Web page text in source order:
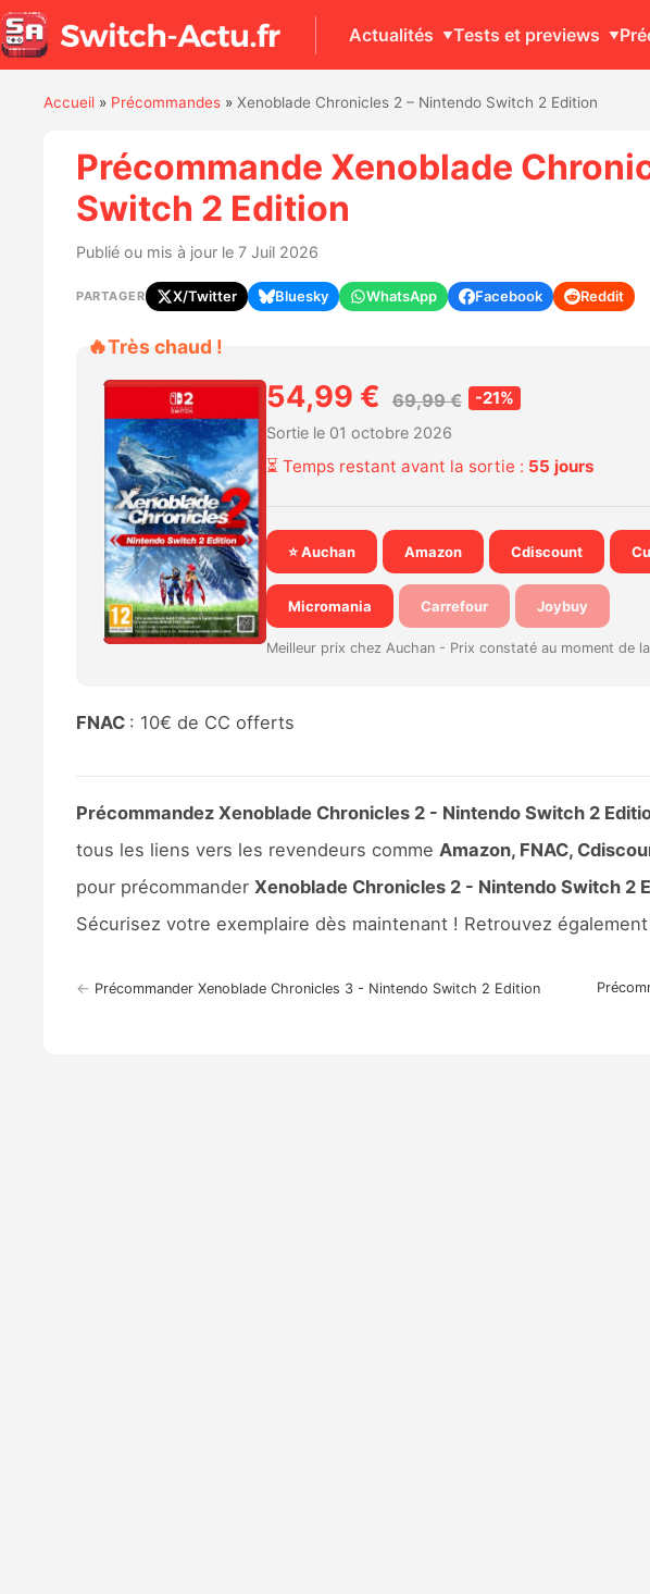
Actualités Tests et previews
Accueil» Précommandes» Xenoblade Chronicles 2 – Nintendo Switch 2 Edition
Précommande Xenoblade
Switch 2 Edition
Publié ou mis à jour le 7 Juil 2026
PARTAGER X/Twitter Bluesky WhatsApp Facebook Reddit
🔥Très chaud !
54,99 € 69,99 € -21%
Sortie le 01 octobre 2026
⏳ Temps restant avant la sortie : 55 jours
⭐ Auchan Amazon Cdiscount
Micromania Carrefour Joybuy
Meilleur prix chez Auchan - Prix constaté au moment de
FNAC : 10€ de CC offerts
Précommandez Xenoblade Chronicles 2 - Nintendo Switch 2
tous les liens vers les revendeurs comme Amazon, FNAC,
pour précommander Xenoblade Chronicles 2 - Nintendo Switch 2
Sécurisez votre exemplaire dès maintenant ! Retrouvez
← Précommander Xenoblade Chronicles 3 - Nintendo Switch 2 Edition